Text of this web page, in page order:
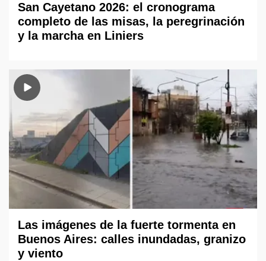
San Cayetano 2026: el cronograma
completo de las misas, la peregrinación
y la marcha en Liniers
Las imágenes de la fuerte tormenta en
Buenos Aires: calles inundadas, granizo
y viento